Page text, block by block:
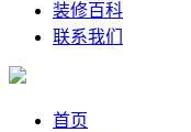
装修百科
联系我们
首页